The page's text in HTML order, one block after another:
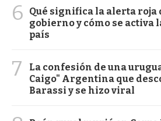
6
Qué significa la alerta roja
gobierno y cómo se activa
país
7
La confesión de una
Caigo" Argentina que
Barassi y se hizo viral